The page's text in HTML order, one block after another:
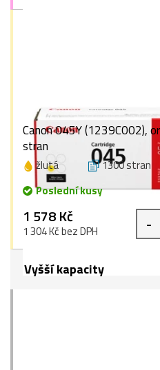
Canon 045Y (1239C002),
stran
žlutá 1300 stran
Poslední kusy
1 578 Kč
1 304 Kč bez DPH -
Vyšší kapacity